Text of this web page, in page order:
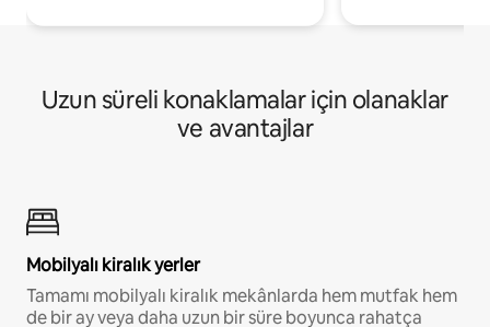
Uzun süreli konaklamalar için olanaklar
ve avantajlar
Mobilyalı kiralık yerler
Tamamı mobilyalı kiralık mekânlarda hem mutfak hem
de bir ay veya daha uzun bir süre boyunca rahatça